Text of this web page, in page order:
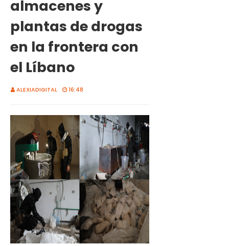
almacenes y
plantas de drogas
en la frontera con
el Líbano
ALEXIADIGITAL 16:48